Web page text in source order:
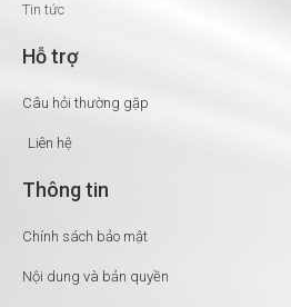
Tin tức
Hỗ trợ
Câu hỏi thường gặp
Liên hệ
Thông tin
Chính sách bảo mật
Nội dung và bản quyền